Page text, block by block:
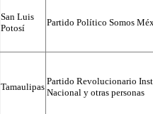
San Luis
Potosí
Partido Político Somos
Tamaulipas
Partido Revolucionario
Nacional y otras personas